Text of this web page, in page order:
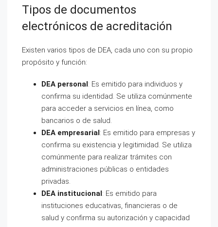
Tipos de documentos
electrónicos de acreditación
Existen varios tipos de DEA, cada uno con su propio
propósito y función:
DEA personal: Es emitido para individuos y
confirma su identidad. Se utiliza comúnmente
para acceder a servicios en línea, como
bancarios o de salud.
DEA empresarial: Es emitido para empresas y
confirma su existencia y legitimidad. Se utiliza
comúnmente para realizar trámites con
administraciones públicas o entidades
privadas.
DEA institucional: Es emitido para
instituciones educativas, financieras o de
salud y confirma su autorización y capacidad